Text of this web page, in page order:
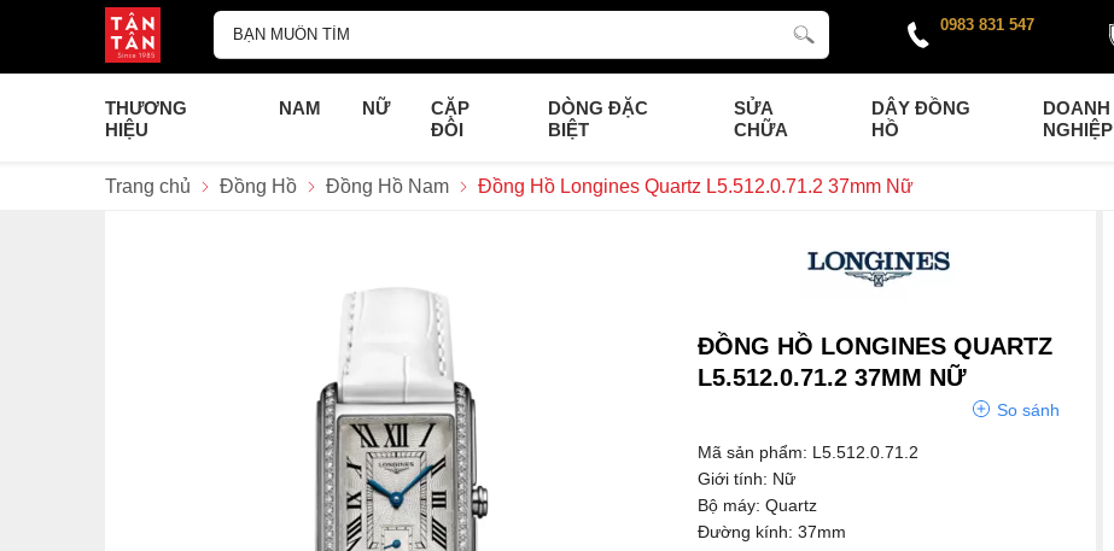
0983 831 547
THƯƠNG
HIỆU
NAM NỮ
CẶP
ĐÔI
DÒNG ĐẶC
BIỆT
SỬA
CHỮA
DÂY ĐỒNG
HỒ
DOANH
NGHIỆP
Trang chủ Đồng Hồ Đồng Hồ Nam Đồng Hồ Longines Quartz L5.512.0.71.2 37mm Nữ
ĐỒNG HỒ LONGINES QUARTZ
L5.512.0.71.2 37MM NỮ
So sánh
Mã sản phẩm: L5.512.0.71.2
Giới tính: Nữ
Bộ máy: Quartz
Đường kính: 37mm